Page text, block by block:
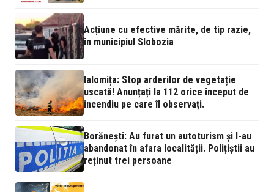
Acțiune cu efective mărite, de tip razie,
în municipiul Slobozia
Ialomița: Stop arderilor de vegetație
uscată! Anunțați la 112 orice început de
incendiu pe care îl observați.
Borănești: Au furat un autoturism și l-au
abandonat în afara localității. Polițiștii au
reținut trei persoane